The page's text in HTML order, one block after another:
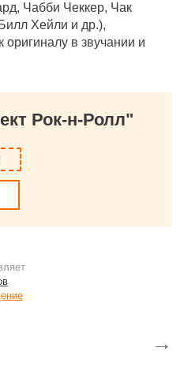
Чабби Чеккер, Чак
Хейли и др.),
в звучании и
Рок-н-Ролл"
→